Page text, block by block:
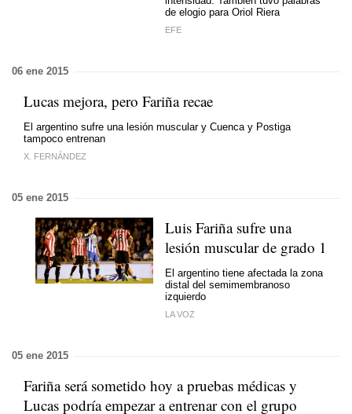
de elogio para Oriol Riera
EFE
06 ene 2015
Lucas mejora, pero Fariña recae
El argentino sufre una lesión muscular y Cuenca y Postiga
tampoco entrenan
X. FERNÁNDEZ
05 ene 2015
Luis Fariña sufre una
lesión muscular de grado 1
El argentino tiene afectada la zona
distal del semimembranoso
izquierdo
LA VOZ
05 ene 2015
Fariña será sometido hoy a pruebas médicas y
Lucas podría empezar a entrenar con el grupo